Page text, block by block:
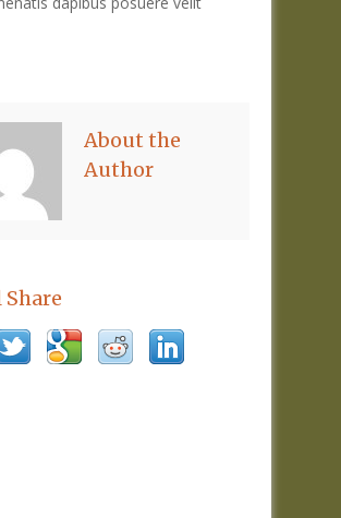
About the
Author
Share